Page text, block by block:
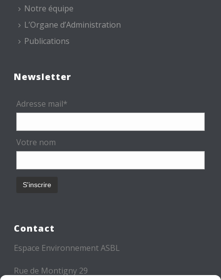
Notre équipe
L’Organe d’Administration
Publications
Newsletter
Adresse mail*
Votre nom
Contact
Espace Environnement ASBL
Rue de Montigny 29